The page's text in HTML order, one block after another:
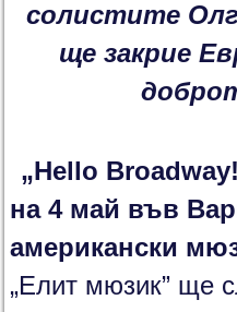
солистите
ще закрие
„Hello
на 4 май във
американски
„Елит мюзик” ще